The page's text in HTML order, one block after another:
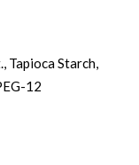
Tapioca Starch,
12